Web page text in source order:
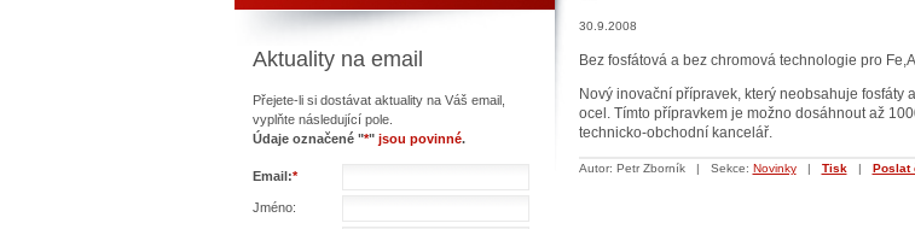
30.9.2008
Bez fosfátová a bez chromová technologie pro
Nový inovační přípravek, který neobsahuje
ocel. Tímto přípravkem je možno dosáhnout až
technicko-obchodní kancelář.
Autor: Petr Zborník| Sekce: Novinky| Tisk| Poslat
Aktuality na email
Přejete-li si dostávat aktuality na Váš email,
vyplňte následující pole.
Údaje označené "*" jsou povinné.
Email:*
Jméno: